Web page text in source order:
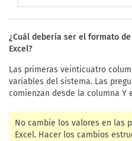
¿Cuál debería ser el formato
Excel?
Las primeras veinticuatro
variables del sistema. Las
comienzan desde la columna Y
No cambie los valores en las
Excel. Hacer los cambios